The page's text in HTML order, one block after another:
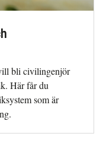
bli civilingenjör
Här får du
som är